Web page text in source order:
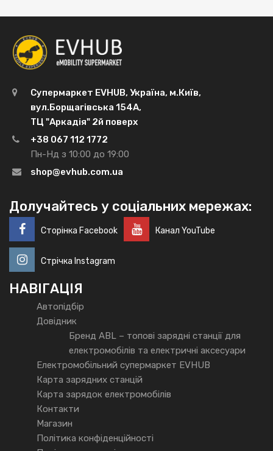
Супермаркет EVHUB, Україна, м.Київ,
вул.Борщагівська 154А,
ТЦ "Аркадія" 2й поверх
+38 067 112 1772
Пн-Нд з 10:00 до 19:00
shop@evhub.com.ua
Долучайтесь у соціальних мережах:
Сторінка Facebook Канал YouTube
Стрічка Instagram
НАВІГАЦІЯ
Автопідбір
Довідник
Бренд ABL – топові зарядні станції для
електромобілів та електричні аксесуари
Електромобільний супермаркет EVHUB
Карта зарядних станцій
Карта зарядок електромобілів
Контакти
Магазин
Політика конфіденційності